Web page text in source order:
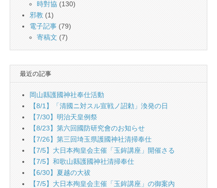
時對協 (130)
邪教 (1)
電子記事 (79)
寄稿文 (7)
最近の記事
岡山縣護國神社奉仕活動
【8/1】「清國ニ対スル宣戦ノ詔勅」渙発の日
【7/30】明治天皇例祭
【8/23】第六回國防研究會のお知らせ
【7/26】第三回埼玉県護國神社清掃奉仕
【7/5】大日本殉皇会主催「玉鉾講座」開催さる
【7/5】和歌山縣護國神社清掃奉仕
【6/30】夏越の大祓
【7/5】大日本殉皇会主催「玉鉾講座」の御案內